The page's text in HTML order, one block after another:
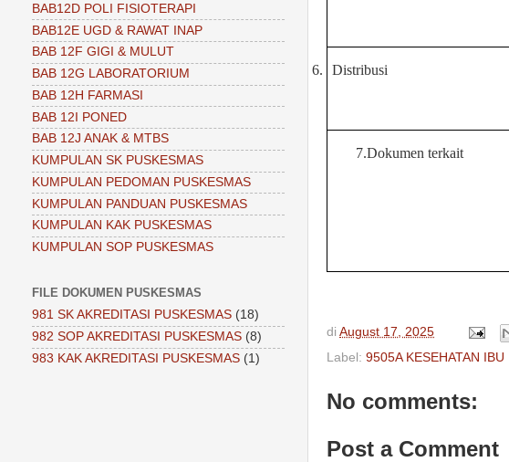
6. Distribusi
7.Dokumen terkait
di August 17, 2025
Label: 9505A KESEHATAN IBU
No comments:
Post a Comment
BAB12D POLI FISIOTERAPI
BAB12E UGD & RAWAT INAP
BAB 12F GIGI & MULUT
BAB 12G LABORATORIUM
BAB 12H FARMASI
BAB 12I PONED
BAB 12J ANAK & MTBS
KUMPULAN SK PUSKESMAS
KUMPULAN PEDOMAN PUSKESMAS
KUMPULAN PANDUAN PUSKESMAS
KUMPULAN KAK PUSKESMAS
KUMPULAN SOP PUSKESMAS
FILE DOKUMEN PUSKESMAS
981 SK AKREDITASI PUSKESMAS (18)
982 SOP AKREDITASI PUSKESMAS (8)
983 KAK AKREDITASI PUSKESMAS (1)